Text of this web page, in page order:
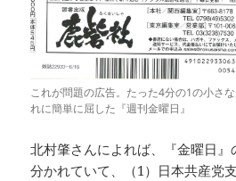
これが問題の広告。たった4分の1の小さ
れに簡単に屈した『週刊金曜日』
北村肇さんによれば、『金曜日』
分かれていて、（1）日本共産党